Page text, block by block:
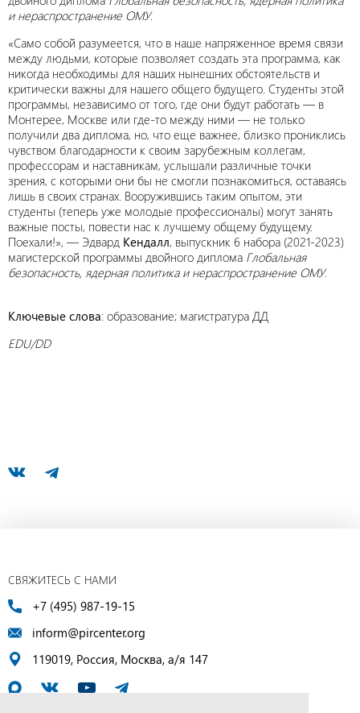
и нераспространение ОМУ.
«Само собой разумеется, что в наше напряженное время связи
между людьми, которые позволяет создать эта программа, как
никогда необходимы для наших нынешних обстоятельств и
критически важны для нашего общего будущего. Студенты этой
программы, независимо от того, где они будут работать — в
Монтерее, Москве или где-то между ними — не только
получили два диплома, но, что еще важнее, близко прониклись
чувством благодарности к своим зарубежным коллегам,
профессорам и наставникам, услышали различные точки
зрения, с которыми они бы не смогли познакомиться, оставаясь
лишь в своих странах. Вооружившись таким опытом, эти
студенты (теперь уже молодые профессионалы) могут занять
важные посты, повести нас к лучшему общему будущему.
Поехали!», — Эдвард Кендалл, выпускник 6 набора (2021-2023)
магистерской программы двойного диплома Глобальная
безопасность, ядерная политика и нераспространение ОМУ.
Ключевые слова: образование; магистратура ДД
EDU/DD
СВЯЖИТЕСЬ С НАМИ
+7 (495) 987-19-15
inform@pircenter.org
119019, Россия, Москва, а/я 147